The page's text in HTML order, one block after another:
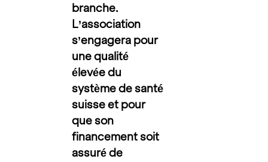
branche.
L’association
s’engagera pour
une qualité
élevée du
système de santé
suisse et pour
que son
financement soit
assuré de